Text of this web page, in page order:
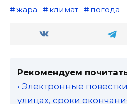
жара климат погода
Рекомендуем
• Электронные
улицах, сроки